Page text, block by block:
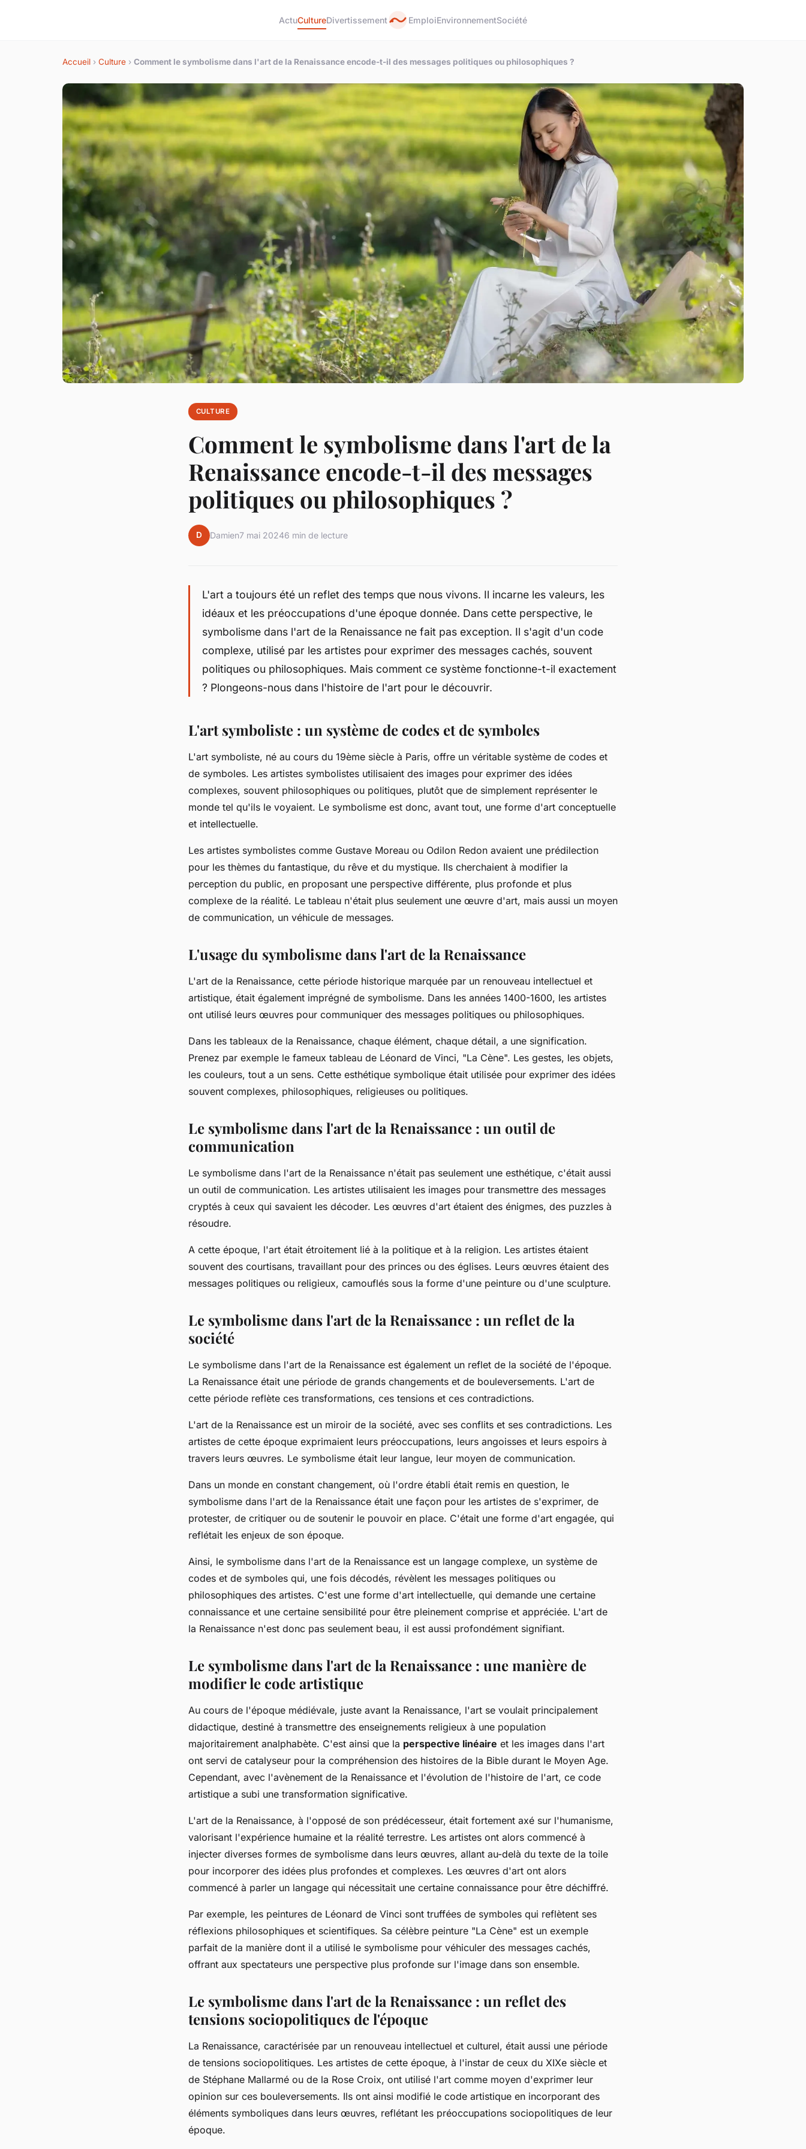
ActuCultureDivertissement EmploiEnvironnementSociété
Accueil › Culture › Comment le symbolisme dans l'art de la Renaissance encode-t-il des messages politiques ou philosophiques ?
CULTURE
Comment le symbolisme dans l'art de la
Renaissance encode-t-il des messages
politiques ou philosophiques ?
D Damien7 mai 20246 min de lecture
L'art a toujours été un reflet des temps que nous vivons. Il incarne les valeurs, les
idéaux et les préoccupations d'une époque donnée. Dans cette perspective, le
symbolisme dans l'art de la Renaissance ne fait pas exception. Il s'agit d'un code
complexe, utilisé par les artistes pour exprimer des messages cachés, souvent
politiques ou philosophiques. Mais comment ce système fonctionne-t-il exactement
? Plongeons-nous dans l'histoire de l'art pour le découvrir.
L'art symboliste : un système de codes et de symboles
L'art symboliste, né au cours du 19ème siècle à Paris, offre un véritable système de codes et
de symboles. Les artistes symbolistes utilisaient des images pour exprimer des idées
complexes, souvent philosophiques ou politiques, plutôt que de simplement représenter le
monde tel qu'ils le voyaient. Le symbolisme est donc, avant tout, une forme d'art conceptuelle
et intellectuelle.
Les artistes symbolistes comme Gustave Moreau ou Odilon Redon avaient une prédilection
pour les thèmes du fantastique, du rêve et du mystique. Ils cherchaient à modifier la
perception du public, en proposant une perspective différente, plus profonde et plus
complexe de la réalité. Le tableau n'était plus seulement une œuvre d'art, mais aussi un moyen
de communication, un véhicule de messages.
L'usage du symbolisme dans l'art de la Renaissance
L'art de la Renaissance, cette période historique marquée par un renouveau intellectuel et
artistique, était également imprégné de symbolisme. Dans les années 1400-1600, les artistes
ont utilisé leurs œuvres pour communiquer des messages politiques ou philosophiques.
Dans les tableaux de la Renaissance, chaque élément, chaque détail, a une signification.
Prenez par exemple le fameux tableau de Léonard de Vinci, "La Cène". Les gestes, les objets,
les couleurs, tout a un sens. Cette esthétique symbolique était utilisée pour exprimer des idées
souvent complexes, philosophiques, religieuses ou politiques.
Le symbolisme dans l'art de la Renaissance : un outil de
communication
Le symbolisme dans l'art de la Renaissance n'était pas seulement une esthétique, c'était aussi
un outil de communication. Les artistes utilisaient les images pour transmettre des messages
cryptés à ceux qui savaient les décoder. Les œuvres d'art étaient des énigmes, des puzzles à
résoudre.
A cette époque, l'art était étroitement lié à la politique et à la religion. Les artistes étaient
souvent des courtisans, travaillant pour des princes ou des églises. Leurs œuvres étaient des
messages politiques ou religieux, camouflés sous la forme d'une peinture ou d'une sculpture.
Le symbolisme dans l'art de la Renaissance : un reflet de la
société
Le symbolisme dans l'art de la Renaissance est également un reflet de la société de l'époque.
La Renaissance était une période de grands changements et de bouleversements. L'art de
cette période reflète ces transformations, ces tensions et ces contradictions.
L'art de la Renaissance est un miroir de la société, avec ses conflits et ses contradictions. Les
artistes de cette époque exprimaient leurs préoccupations, leurs angoisses et leurs espoirs à
travers leurs œuvres. Le symbolisme était leur langue, leur moyen de communication.
Dans un monde en constant changement, où l'ordre établi était remis en question, le
symbolisme dans l'art de la Renaissance était une façon pour les artistes de s'exprimer, de
protester, de critiquer ou de soutenir le pouvoir en place. C'était une forme d'art engagée, qui
reflétait les enjeux de son époque.
Ainsi, le symbolisme dans l'art de la Renaissance est un langage complexe, un système de
codes et de symboles qui, une fois décodés, révèlent les messages politiques ou
philosophiques des artistes. C'est une forme d'art intellectuelle, qui demande une certaine
connaissance et une certaine sensibilité pour être pleinement comprise et appréciée. L'art de
la Renaissance n'est donc pas seulement beau, il est aussi profondément signifiant.
Le symbolisme dans l'art de la Renaissance : une manière de
modifier le code artistique
Au cours de l'époque médiévale, juste avant la Renaissance, l'art se voulait principalement
didactique, destiné à transmettre des enseignements religieux à une population
majoritairement analphabète. C'est ainsi que la perspective linéaire et les images dans l'art
ont servi de catalyseur pour la compréhension des histoires de la Bible durant le Moyen Age.
Cependant, avec l'avènement de la Renaissance et l'évolution de l'histoire de l'art, ce code
artistique a subi une transformation significative.
L'art de la Renaissance, à l'opposé de son prédécesseur, était fortement axé sur l'humanisme,
valorisant l'expérience humaine et la réalité terrestre. Les artistes ont alors commencé à
injecter diverses formes de symbolisme dans leurs œuvres, allant au-delà du texte de la toile
pour incorporer des idées plus profondes et complexes. Les œuvres d'art ont alors
commencé à parler un langage qui nécessitait une certaine connaissance pour être déchiffré.
Par exemple, les peintures de Léonard de Vinci sont truffées de symboles qui reflètent ses
réflexions philosophiques et scientifiques. Sa célèbre peinture "La Cène" est un exemple
parfait de la manière dont il a utilisé le symbolisme pour véhiculer des messages cachés,
offrant aux spectateurs une perspective plus profonde sur l'image dans son ensemble.
Le symbolisme dans l'art de la Renaissance : un reflet des
tensions sociopolitiques de l'époque
La Renaissance, caractérisée par un renouveau intellectuel et culturel, était aussi une période
de tensions sociopolitiques. Les artistes de cette époque, à l'instar de ceux du XIXe siècle et
de Stéphane Mallarmé ou de la Rose Croix, ont utilisé l'art comme moyen d'exprimer leur
opinion sur ces bouleversements. Ils ont ainsi modifié le code artistique en incorporant des
éléments symboliques dans leurs œuvres, reflétant les préoccupations sociopolitiques de leur
époque.